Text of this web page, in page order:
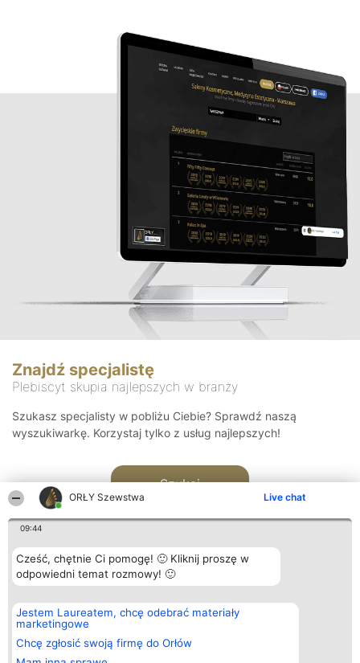
ORŁY Szewstwa Live chat
09:44
Cześć, chętnie Ci pomogę! 🙂 Kliknij proszę w
odpowiedni temat rozmowy! 🙂
Jestem Laureatem, chcę odebrać materiały
marketingowe
Chcę zgłosić swoją firmę do Orłów
Znajdź specjalistę
Plebiscyt skupia najlepszych w branży
Szukasz specjalisty w pobliżu Ciebie? Sprawdź naszą
wyszukiwarkę. Korzystaj tylko z usług najlepszych!
Szukaj
Organizator plebiscytu
Bright Side Solutions sp. z o.
o. sp. k.
ul. Ruska 22
Wrocław 50-079
Plebiscyt
Laureaci
wszystkich
Laureatów
Kontakt
Kontakt